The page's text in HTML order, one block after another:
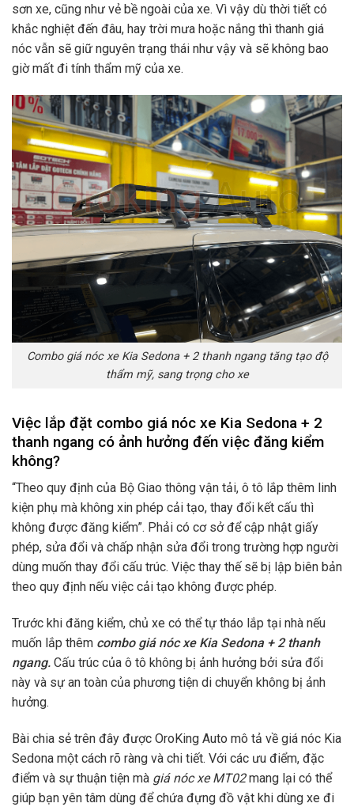
sơn xe, cũng như vẻ bề ngoài của xe. Vì vậy dù thời tiết có
khắc nghiệt đến đâu, hay trời mưa hoặc nắng thì thanh giá
nóc vẫn sẽ giữ nguyên trạng thái như vậy và sẽ không bao
giờ mất đi tính thẩm mỹ của xe.
Combo giá nóc xe Kia Sedona + 2 thanh ngang tăng tạo độ
thẩm mỹ, sang trọng cho xe
Việc lắp đặt combo giá nóc xe Kia Sedona + 2
thanh ngang có ảnh hưởng đến việc đăng kiểm
không?
“Theo quy định của Bộ Giao thông vận tải, ô tô lắp thêm linh
kiện phụ mà không xin phép cải tạo, thay đổi kết cấu thì
không được đăng kiểm”. Phải có cơ sở để cập nhật giấy
phép, sửa đổi và chấp nhận sửa đổi trong trường hợp người
dùng muốn thay đổi cấu trúc. Việc thay thế sẽ bị lập biên bản
theo quy định nếu việc cải tạo không được phép.
Trước khi đăng kiểm, chủ xe có thể tự tháo lắp tại nhà nếu
muốn lắp thêm combo giá nóc xe Kia Sedona + 2 thanh
ngang. Cấu trúc của ô tô không bị ảnh hưởng bởi sửa đổi
này và sự an toàn của phương tiện di chuyển không bị ảnh
hưởng.
Bài chia sẻ trên đây được OroKing Auto mô tả về giá nóc Kia
Sedona một cách rõ ràng và chi tiết. Với các ưu điểm, đặc
điểm và sự thuận tiện mà giá nóc xe MT02mang lại có thể
giúp bạn yên tâm dùng để chứa đựng đồ vật khi dùng xe đi